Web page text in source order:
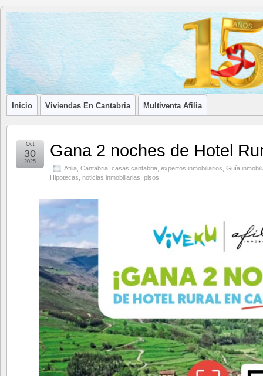
Blog de
Afilia
Inmobiliarias
LA ASOCIACIÓN DE LOS PROFESIONALES INMOBILIARIOS
Inicio Viviendas En Cantabria Multiventa Afilia
Gana 2 noches de Hotel
Afilia Cantabria casas cantabria expertos inmobiliarios Guía
Hipotecas noticias inmobiliarias pisos
Oct
30
2025